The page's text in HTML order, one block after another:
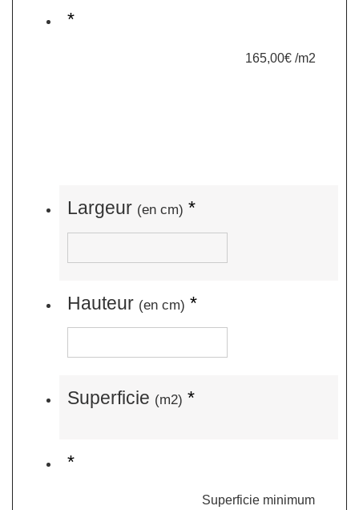
*
165,00€ /m2
Largeur (en cm) *
Hauteur (en cm) *
Superficie (m2) *
*
Superficie minimum